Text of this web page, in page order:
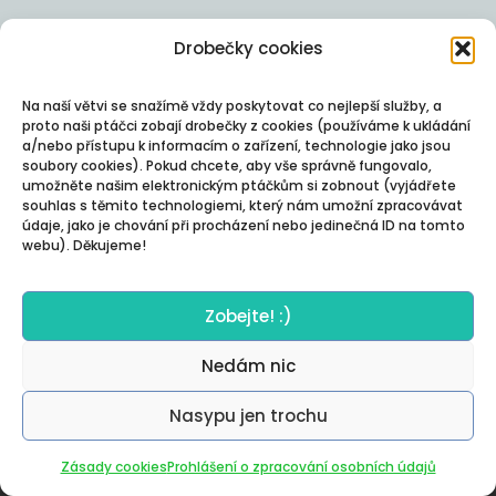
Drobečky cookies
Na naší větvi se snažímě vždy poskytovat co nejlepší služby, a
proto naši ptáčci zobají drobečky z cookies (používáme k ukládání
a/nebo přístupu k informacím o zařízení, technologie jako jsou
soubory cookies). Pokud chcete, aby vše správně fungovalo,
umožněte našim elektronickým ptáčkům si zobnout (vyjádřete
souhlas s těmito technologiemi, který nám umožní zpracovávat
údaje, jako je chování při procházení nebo jedinečná ID na tomto
webu). Děkujeme!
Zobejte! :)
Nedám nic
Nasypu jen trochu
Zásady cookiesProhlášení o zpracování osobních údajů
Autor:Posterity